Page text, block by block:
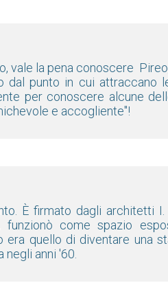
vale la pena conoscere
punto in cui
per conoscere alcune
e accogliente"!
È firmato dagli architetti
funzionò come spazio
quello di diventare una
anni '60.